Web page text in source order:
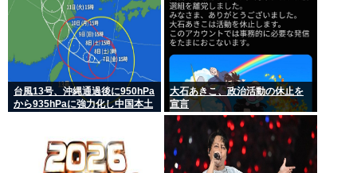
台風13号、沖縄通過後に950hPa
から935hPaに強力化し中国本土
大石あきこ、政治活動の休止を
宣言